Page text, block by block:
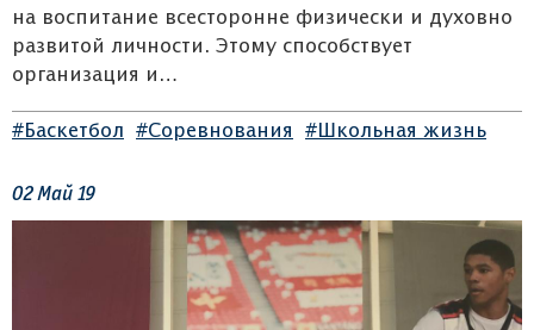
на воспитание всесторонне физически и духовно
развитой личности. Этому способствует
организация и…
#Баскетбол #Соревнования #Школьная жизнь
02Май 19